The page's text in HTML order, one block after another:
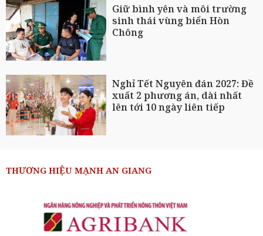
Giữ bình yên và môi trường
sinh thái vùng biển Hòn
Chông
Nghỉ Tết Nguyên đán 2027: Đề
xuất 2 phương án, dài nhất
lên tới 10 ngày liên tiếp
THƯƠNG HIỆU MẠNH AN GIANG